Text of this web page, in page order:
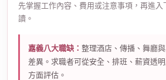
先掌握工作內容、費用或注意事項，再進入
讀。
嘉義八大職缺： 整理酒店、傳播、舞廳
差異。求職者可從安全、排班、薪資透
方面評估。